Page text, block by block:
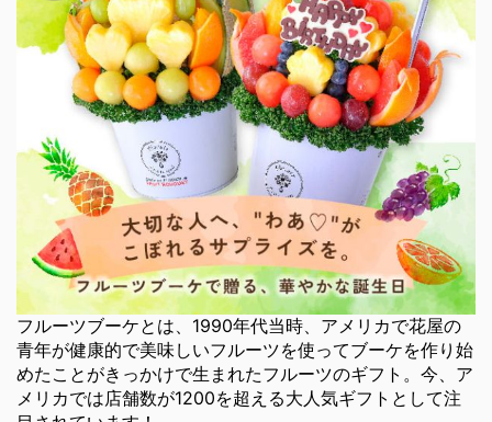
フルーツブーケとは、1990年代当時、アメリカで花屋の
青年が健康的で美味しいフルーツを使ってブーケを作り始
めたことがきっかけで生まれたフルーツのギフト。今、ア
メリカでは店舗数が1200を超える大人気ギフトとして注